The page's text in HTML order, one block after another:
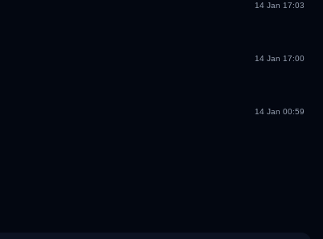
14 Jan 17:03
14 Jan 17:00
14 Jan 00:59